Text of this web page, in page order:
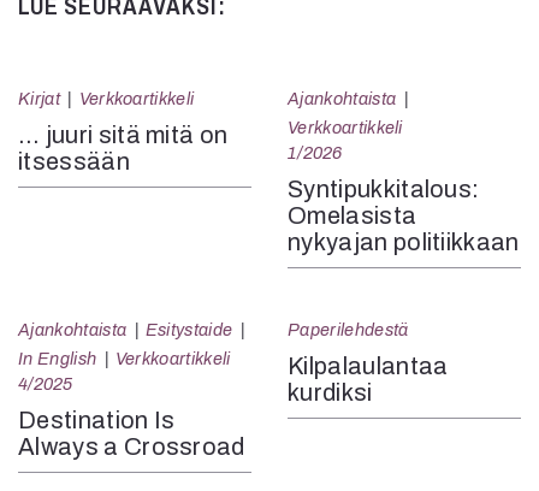
LUE SEURAAVAKSI:
Kirjat Verkkoartikkeli
… juuri sitä mitä on
itsessään
Ajankohtaista
Verkkoartikkeli
1/2026
Syntipukkitalous:
Omelasista
nykyajan politiikkaan
Ajankohtaista
Esitystaide
In English
Verkkoartikkeli
4/2025
Destination Is
Always a Crossroad
Paperilehdestä
Kilpalaulantaa
kurdiksi